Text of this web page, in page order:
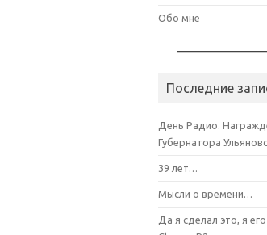
Обо мне
Последние
День Радио.
Губернатора
39 лет…
Мысли о времени…
Да я сделал это, я